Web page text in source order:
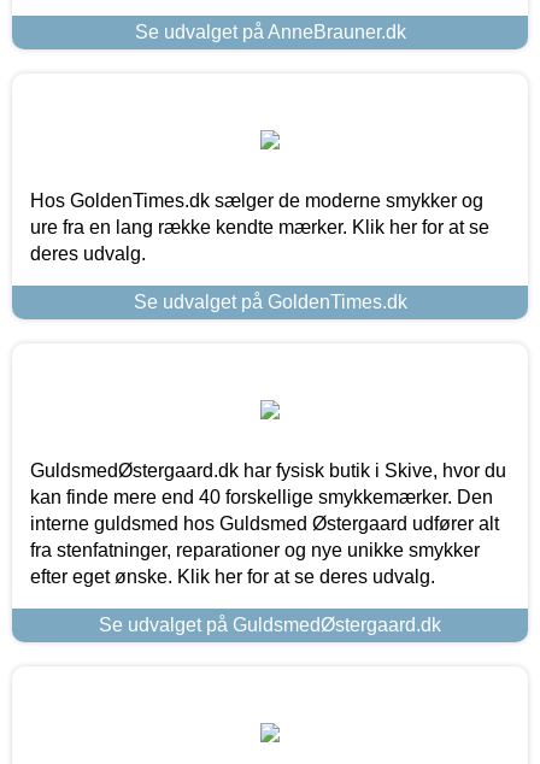
Se udvalget på AnneBrauner.dk
Hos GoldenTimes.dk sælger de moderne smykker og
ure fra en lang række kendte mærker. Klik her for at se
deres udvalg.
Se udvalget på GoldenTimes.dk
GuldsmedØstergaard.dk har fysisk butik i Skive, hvor du
kan finde mere end 40 forskellige smykkemærker. Den
interne guldsmed hos Guldsmed Østergaard udfører alt
fra stenfatninger, reparationer og nye unikke smykker
efter eget ønske. Klik her for at se deres udvalg.
Se udvalget på GuldsmedØstergaard.dk